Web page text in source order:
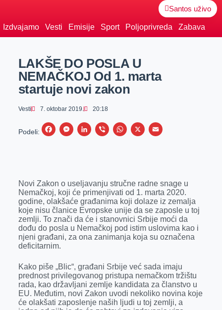
Santos uživo
Izdvajamo Vesti Emisije Sport Poljoprivreda Zabava
LAKŠE DO POSLA U
NEMAČKOJ Od 1. marta
startuje novi zakon
Vesti 7. oktobar 2019. 20:18
Podeli:
F
b
o
o
k
M
e
n
g
e
r
L
e
d
I
n
V
r
W
s
A
p
p
X
E
l
Novi Zakon o useljavanju stručne radne snage u
Nemačkoj, koji će primenjivati od 1. marta 2020.
godine, olakšaće građanima koji dolaze iz zemalja
koje nisu članice Evropske unije da se zaposle u toj
zemlji. To znači da će i stanovnici Srbije moći da
dođu do posla u Nemačkoj pod istim uslovima kao i
njeni građani, za ona zanimanja koja su označena
deficitarnim.
Kako piše „Blic“, građani Srbije već sada imaju
prednost privilegovanog pristupa nemačkom tržištu
rada, kao državljani zemlje kandidata za članstvo u
EU. Međutim, novi Zakon uvodi nekoliko novina koje
će olakšati zaposlenje naših ljudi u toj zemlji, a